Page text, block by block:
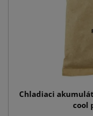
Chladiaci
cool